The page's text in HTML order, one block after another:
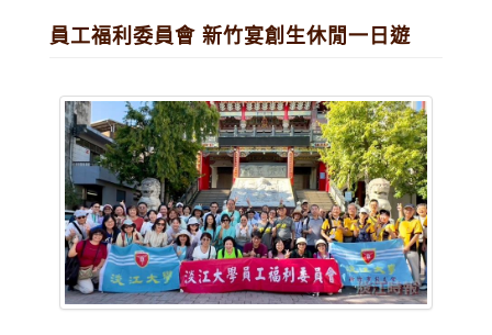
員工福利委員會 新竹宴創生休閒一日遊